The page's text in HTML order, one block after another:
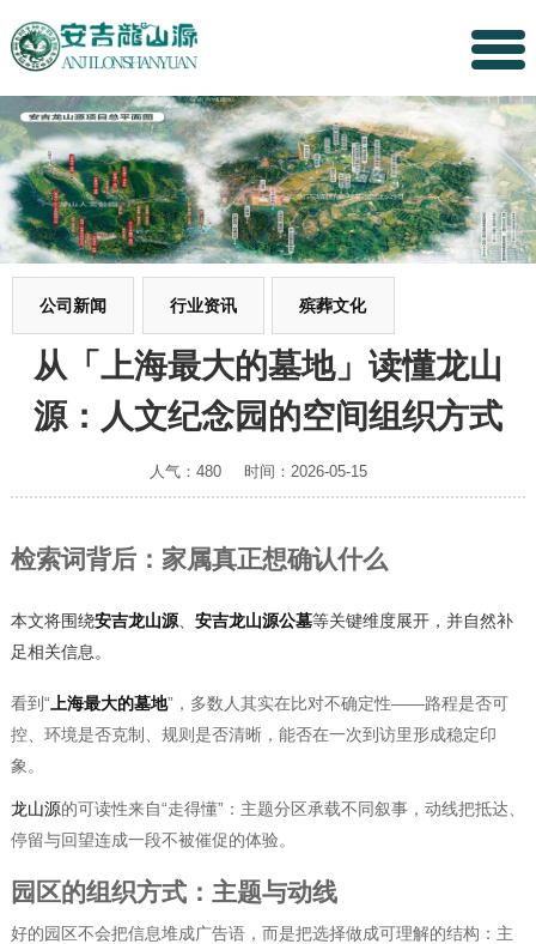
公司新闻 行业资讯 殡葬文化
从「上海最大的墓地」读懂龙山
源：人文纪念园的空间组织方式
人气：480 时间：2026-05-15
检索词背后：家属真正想确认什么
本文将围绕安吉龙山源、 安吉龙山源公墓等关键维度展开，并自然补
足相关信息。
看到“ 上海最大的墓地”，多数人其实在比对不确定性——路程是否可
控、环境是否克制、规则是否清晰，能否在一次到访里形成稳定印
象。
龙山源的可读性来自“走得懂”：主题分区承载不同叙事，动线把抵达、
停留与回望连成一段不被催促的体验。
园区的组织方式：主题与动线
好的园区不会把信息堆成广告语，而是把选择做成可理解的结构：主